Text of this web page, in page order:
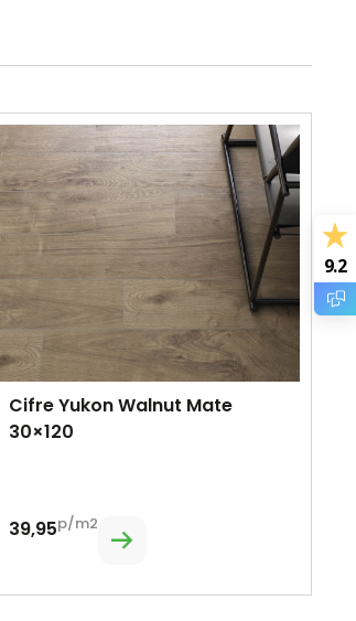
Cifre Yukon Walnut Mate
30×120
39,95p/m2
9.2